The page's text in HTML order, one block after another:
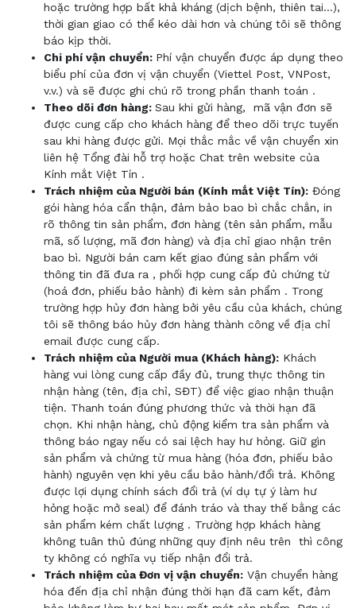
hoặc trường hợp bất khả kháng (dịch bệnh, thiên tai…),
thời gian giao có thể kéo dài hơn và chúng tôi sẽ thông
báo kịp thời.
Chi phí vận chuyển: Phí vận chuyển được áp dụng theo
biểu phí của đơn vị vận chuyển (Viettel Post, VNPost,
v.v.) và sẽ được ghi chú rõ trong phần thanh toán .
Theo dõi đơn hàng: Sau khi gửi hàng,
mã vận đơn sẽ
được cung cấp cho khách hàng để theo dõi trực tuyến
sau khi hàng được gửi. Mọi thắc mắc về vận chuyển xin
liên hệ Tổng đài hỗ trợ hoặc Chat trên website của
Kính mắt Việt Tín .
Trách nhiệm của Người bán (Kính mắt Việt Tín): Đóng
gói hàng hóa cẩn thận, đảm bảo bao bì chắc chắn, in
rõ thông tin sản phẩm, đơn hàng (tên sản phẩm, mẫu
mã, số lượng, mã đơn hàng) và địa chỉ giao nhận trên
bao bì. Người bán cam kết giao đúng sản phẩm với
thông tin đã đưa ra , phối hợp cung cấp đủ chứng từ
(hoá đơn, phiếu bảo hành) đi kèm sản phẩm . Trong
trường hợp hủy đơn hàng bởi yêu cầu của khách, chúng
tôi sẽ thông báo hủy đơn hàng thành công về địa chỉ
email được cung cấp.
Trách nhiệm của Người mua (Khách hàng): Khách
hàng vui lòng cung cấp đầy đủ, trung thực thông tin
nhận hàng (tên, địa chỉ, SĐT) để việc giao nhận thuận
tiện. Thanh toán đúng phương thức và thời hạn đã
chọn. Khi nhận hàng, chủ động kiểm tra sản phẩm và
thông báo ngay nếu có sai lệch hay hư hỏng. Giữ gìn
sản phẩm và chứng từ mua hàng (hóa đơn, phiếu bảo
hành) nguyên vẹn khi yêu cầu bảo hành/đổi trả. Không
được lợi dụng chính sách đổi trả (ví dụ tự ý làm hư
hỏng hoặc mở seal) để đánh tráo và thay thế bằng các
sản phẩm kém chất lượng . Trường hợp khách hàng
không tuân thủ đúng những quy định nêu trên
thì công
ty không có nghĩa vụ tiếp nhận đổi trả.
Trách nhiệm của Đơn vị vận chuyển: Vận chuyển hàng
hóa đến địa chỉ nhận đúng thời hạn đã cam kết, đảm